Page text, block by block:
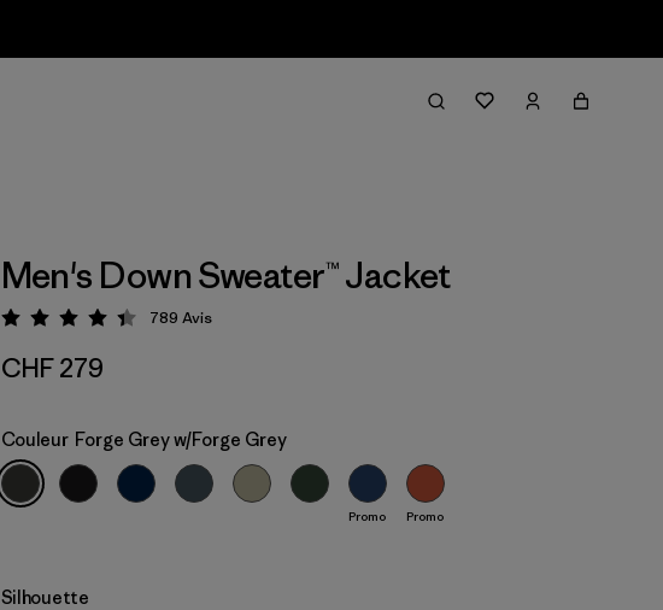
Men's Down Sweater™ Jacket
Évaluation: 4.4 / 5
789 Avis
CHF 279
Couleur Forge Grey w/Forge Grey
Promo Promo
Silhouette